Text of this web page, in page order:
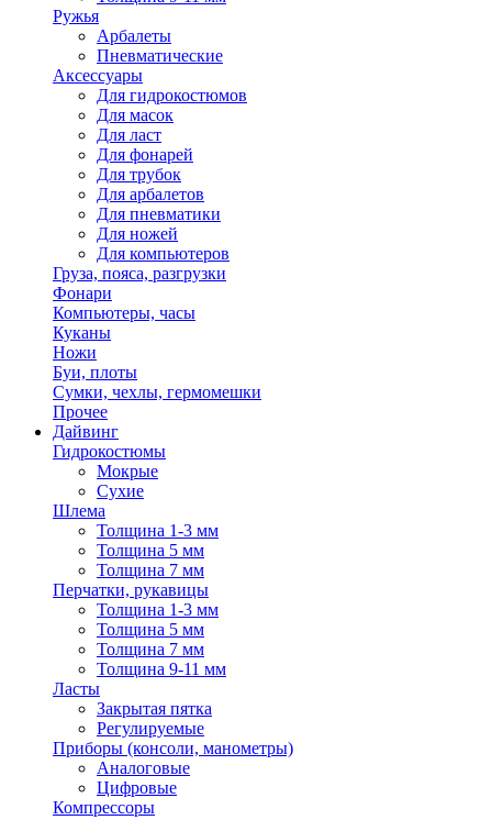
Ружья
Арбалеты
Пневматические
Аксессуары
Для гидрокостюмов
Для масок
Для ласт
Для фонарей
Для трубок
Для арбалетов
Для пневматики
Для ножей
Для компьютеров
Груза, пояса, разгрузки
Фонари
Компьютеры, часы
Куканы
Ножи
Буи, плоты
Сумки, чехлы, гермомешки
Прочее
Дайвинг
Гидрокостюмы
Мокрые
Сухие
Шлема
Толщина 1-3 мм
Толщина 5 мм
Толщина 7 мм
Перчатки, рукавицы
Толщина 1-3 мм
Толщина 5 мм
Толщина 7 мм
Толщина 9-11 мм
Ласты
Закрытая пятка
Регулируемые
Приборы (консоли, манометры)
Аналоговые
Цифровые
Компрессоры